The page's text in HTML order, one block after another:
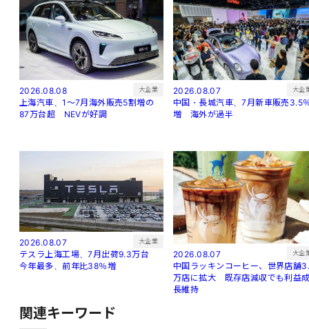
2026.08.08 大企業
上海汽車、1～7月海外販売5割増の
87万台超 NEVが好調
2026.08.07 大企
中国・長城汽車、7月新車販売3.5
増 海外が過半
2026.08.07 大企業
テスラ上海工場、7月出荷9.3万台
今年最多、前年比38％増
2026.08.07 大企
中国ラッキンコーヒー、世界店舗
万店に拡大 既存店減収でも利益
長維持
関連キーワード